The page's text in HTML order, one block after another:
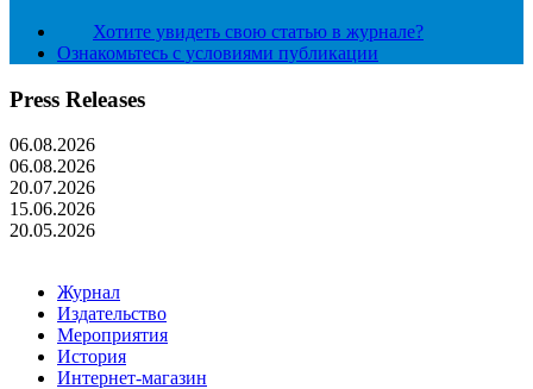
Хотите увидеть свою статью в журнале?
Ознакомьтесь с условиями публикации
Press Releases
06.08.2026
06.08.2026
20.07.2026
15.06.2026
20.05.2026
Журнал
Издательство
Мероприятия
История
Интернет-магазин